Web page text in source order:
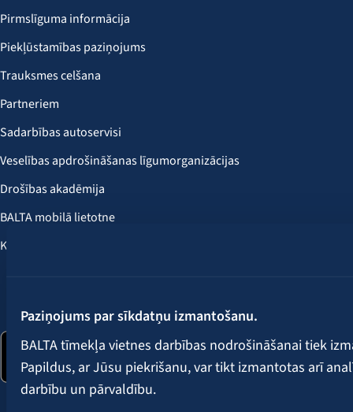
Paziņojums par sīkdatņu izmantošanu.
BALTA tīmekļa vietnes darbības nodrošināšanai tiek
Papildus, ar Jūsu piekrišanu, var tikt izmantotas arī
darbību un pārvaldību.
Pirmslīguma informācija
Piekļūstamības paziņojums
Trauksmes celšana
Partneriem
Sadarbības autoservisi
Veselības apdrošināšanas līgumorganizācijas
Drošības akadēmija
BALTA mobilā lietotne
Klientu labumi